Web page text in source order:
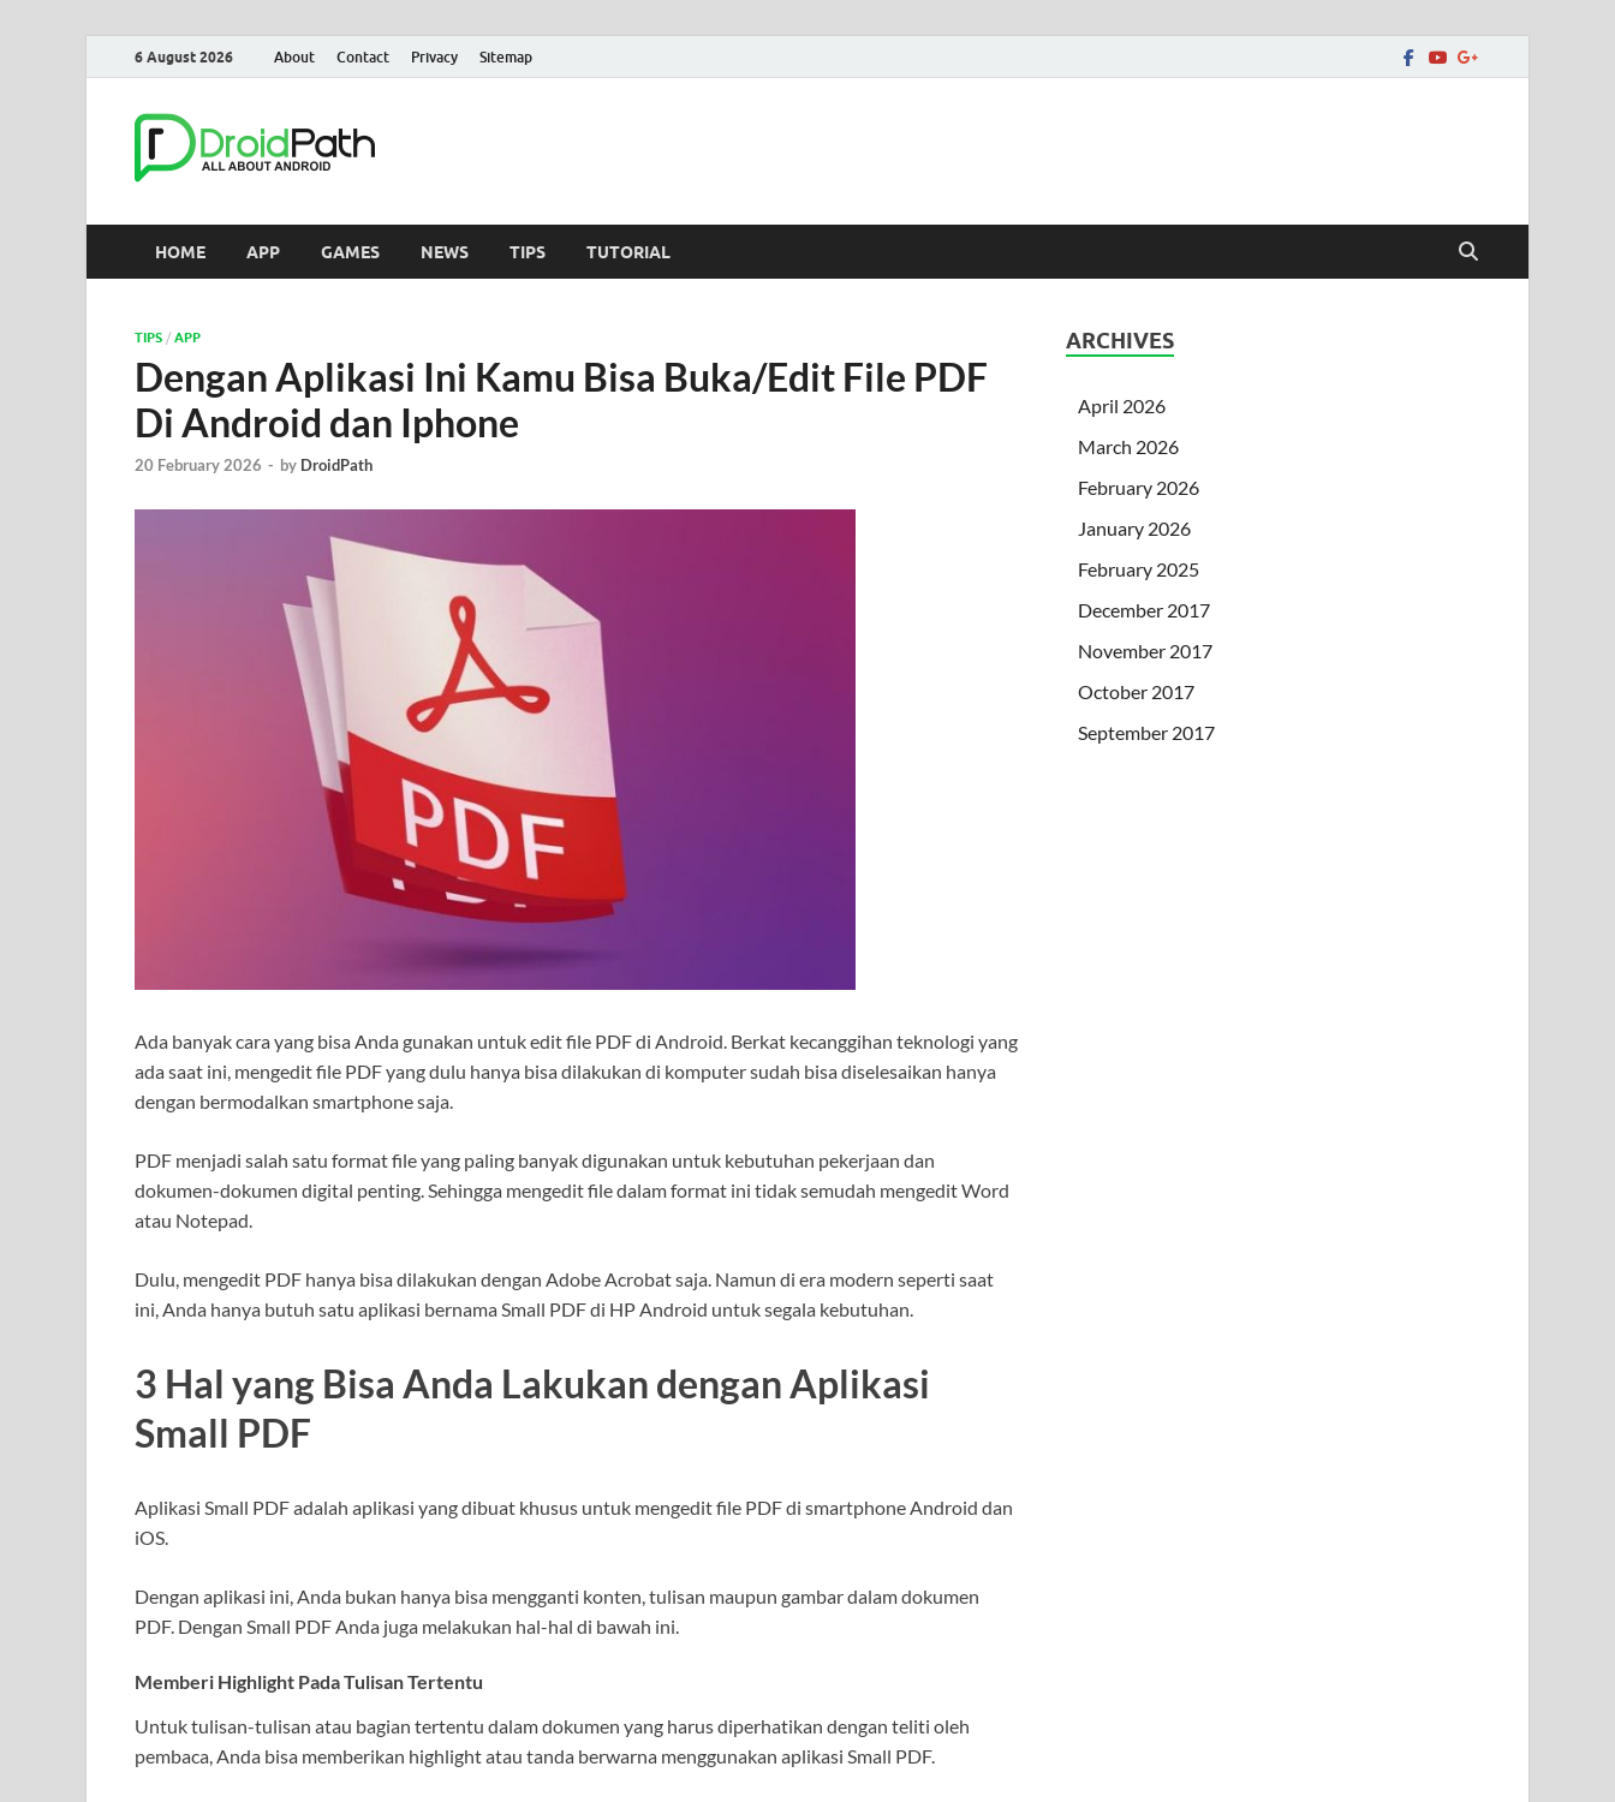
6 August 2026 About Contact Privacy Sitemap
HOME APP GAMES NEWS TIPS TUTORIAL
TIPS / APP
Dengan Aplikasi Ini Kamu Bisa Buka/Edit File PDF
Di Android dan Iphone
20 February 2026 - by DroidPath
Ada banyak cara yang bisa Anda gunakan untuk edit file PDF di Android. Berkat kecanggihan teknologi yang
ada saat ini, mengedit file PDF yang dulu hanya bisa dilakukan di komputer sudah bisa diselesaikan hanya
dengan bermodalkan smartphone saja.
PDF menjadi salah satu format file yang paling banyak digunakan untuk kebutuhan pekerjaan dan
dokumen-dokumen digital penting. Sehingga mengedit file dalam format ini tidak semudah mengedit Word
atau Notepad.
Dulu, mengedit PDF hanya bisa dilakukan dengan Adobe Acrobat saja. Namun di era modern seperti saat
ini, Anda hanya butuh satu aplikasi bernama Small PDF di HP Android untuk segala kebutuhan.
3 Hal yang Bisa Anda Lakukan dengan Aplikasi
Small PDF
Aplikasi Small PDF adalah aplikasi yang dibuat khusus untuk mengedit file PDF di smartphone Android dan
iOS.
Dengan aplikasi ini, Anda bukan hanya bisa mengganti konten, tulisan maupun gambar dalam dokumen
PDF. Dengan Small PDF Anda juga melakukan hal-hal di bawah ini.
Memberi Highlight Pada Tulisan Tertentu
Untuk tulisan-tulisan atau bagian tertentu dalam dokumen yang harus diperhatikan dengan teliti oleh
pembaca, Anda bisa memberikan highlight atau tanda berwarna menggunakan aplikasi Small PDF.
ARCHIVES
April 2026
March 2026
February 2026
January 2026
February 2025
December 2017
November 2017
October 2017
September 2017